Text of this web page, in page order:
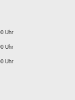
Uhr
Uhr
Uhr